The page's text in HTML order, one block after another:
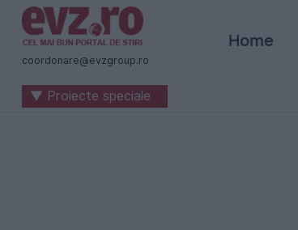
Știri
naționale
internaționale
coordonare@evzgroup.ro
Home
▼ Proiecte speciale